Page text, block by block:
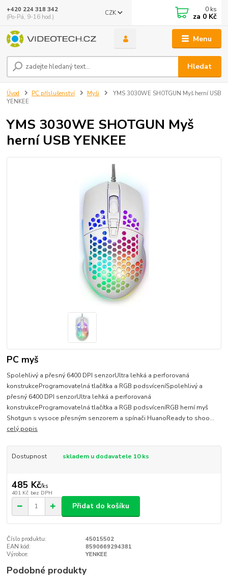
Menu
CZK
Hledat
+420 224 318 342
(Po-Pá, 9-16 hod.)
0 ks
za 0 Kč
Úvod PC příslušenství Myši
YMS 3030WE SHOTGUN Myš herní USB
YENKEE
YMS 3030WE SHOTGUN Myš
herní USB YENKEE
PC myš
Spolehlivý a přesný 6400 DPI senzorUltra lehká a perforovaná
konstrukceProgramovatelná tlačítka a RGB podsvíceníSpolehlivý a
přesný 6400 DPI senzorUltra lehká a perforovaná
konstrukceProgramovatelná tlačítka a RGB podsvíceníRGB herní myš
Shotgun s vysoce přesným senzorem a spínači HuanoReady to shoo...
celý popis
Dostupnost skladem u dodavatele 10 ks
485 Kč/ks
401 Kč bez DPH
Přidat do košíku
Číslo produktu:
45015502
EAN kód:
8590669294381
Výrobce:
YENKEE
Podobné produkty